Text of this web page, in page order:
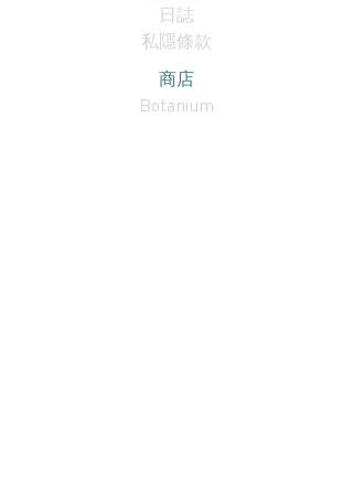
日誌
私隱條款
商店
Botanium